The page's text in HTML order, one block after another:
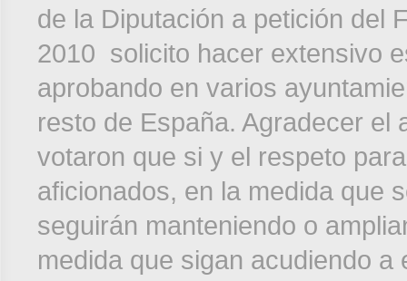
de la Diputación a petición del
2010 solicito hacer extensivo
aprobando en varios
resto de España. Agradecer el
votaron que si y el respeto
aficionados, en la medida que
seguirán manteniendo o
medida que sigan acudiendo a